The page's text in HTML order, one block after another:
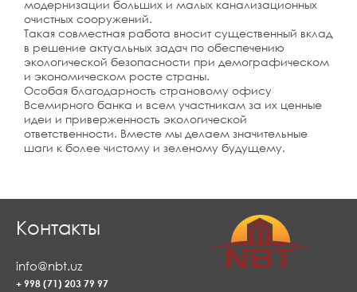
модернизации больших и малых канализационных
очистных сооружений.
Такая совместная работа вносит существенный вклад
в решение актуальных задач по обеспечению
экологической безопасности при демографическом
и экономическом росте страны.
Особая благодарность страновому офису
Всемирного банка и всем участникам за их ценные
идеи и приверженность экологической
ответственности. Вместе мы делаем значительные
шаги к более чистому и зеленому будущему.
Контакты
info@nbt.uz
+ 998 (71) 203 79 97